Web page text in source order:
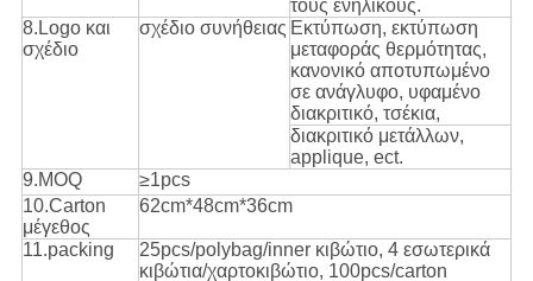
τους ενηλίκους.
8.Logo και
σχέδιο
σχέδιο συνήθειας Εκτύπωση, εκτύπωση
μεταφοράς θερμότητας,
κανονικό αποτυπωμένο
σε ανάγλυφο, υφαμένο
διακριτικό, τσέκια,
διακριτικό μετάλλων,
applique, ect.
9.MOQ
≥1pcs
10.Carton
μέγεθος
62cm*48cm*36cm
11.packing
25pcs/polybag/inner κιβώτιο, 4 εσωτερικά
κιβώτια/χαρτοκιβώτιο, 100pcs/carton